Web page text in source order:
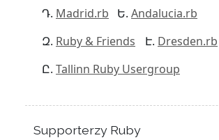
Madrid.rb
Andalucia.rb
Ruby & Friends
Dresden.rb
Tallinn Ruby Usergroup
Supporterzy Ruby